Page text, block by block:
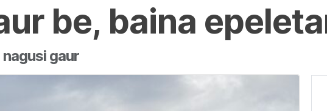
be, baina
gaur